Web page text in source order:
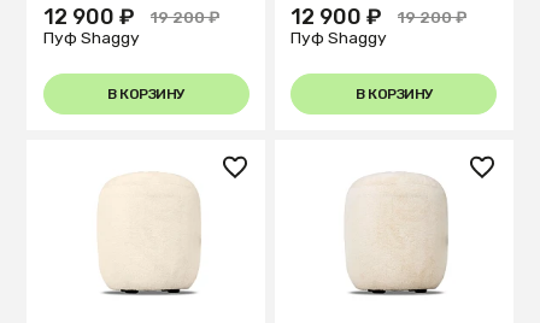
12 900 ₽
19 200 ₽
Пуф Shaggy
В КОРЗИНУ
12 900 ₽
19 200 ₽
Пуф Shaggy
В КОРЗИНУ